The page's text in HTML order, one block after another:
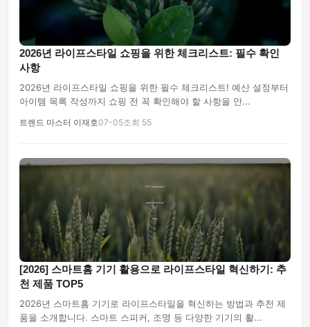
2026년 라이프스타일 쇼핑을 위한 체크리스트: 필수 확인
사항
2026년 라이프스타일 쇼핑을 위한 필수 체크리스트! 예산 설정부터
아이템 목록 작성까지 쇼핑 전 꼭 확인해야 할 사항을 안...
트렌드 마스터 이재호07-05조회 55
[2026] 스마트홈 기기 활용으로 라이프스타일 혁신하기: 추
천 제품 TOP5
2026년 스마트홈 기기로 라이프스타일을 혁신하는 방법과 추천 제
품을 소개합니다. 스마트 스피커, 조명 등 다양한 기기의 활...